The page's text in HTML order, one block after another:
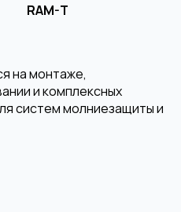
RAM-T
на монтаже,
и комплексных
систем молниезащиты и